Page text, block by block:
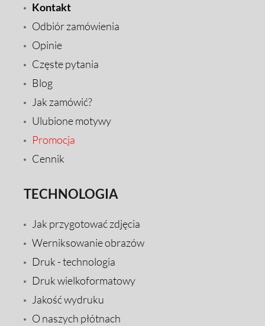
Kontakt
Odbiór zamówienia
Opinie
Częste pytania
Blog
Jak zamówić?
Ulubione motywy
Promocja
Cennik
TECHNOLOGIA
Jak przygotować zdjęcia
Werniksowanie obrazów
Druk - technologia
Druk wielkoformatowy
Jakość wydruku
O naszych płótnach